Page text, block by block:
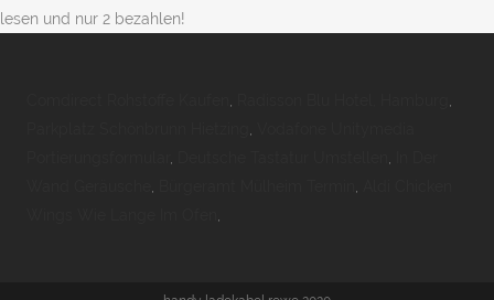
lesen und nur 2 bezahlen!